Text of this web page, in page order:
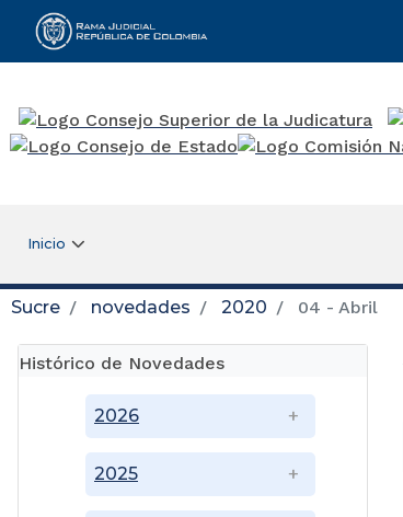
Rama Judicial
Inicio
Sucre novedades 2020 04 - Abril
Histórico de Novedades
2025
2026